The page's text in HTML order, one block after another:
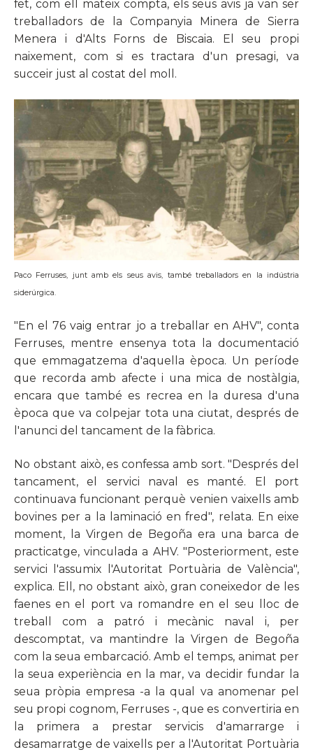
fet, com ell mateix compta, els seus avis ja van ser
treballadors de la Companyia Minera de Sierra
Menera i d'Alts Forns de Biscaia. El seu propi
naixement, com si es tractara d'un presagi, va
succeir just al costat del moll.
Paco Ferruses, junt amb els seus avis, també treballadors en la indústria
siderúrgica.
"En el 76 vaig entrar jo a treballar en AHV", conta
Ferruses, mentre ensenya tota la documentació
que emmagatzema d'aquella època. Un període
que recorda amb afecte i una mica de nostàlgia,
encara que també es recrea en la duresa d'una
època que va colpejar tota una ciutat, després de
l'anunci del tancament de la fàbrica.
No obstant això, es confessa amb sort. "Després del
tancament, el servici naval es manté. El port
continuava funcionant perquè venien vaixells amb
bovines per a la laminació en fred", relata. En eixe
moment, la Virgen de Begoña era una barca de
practicatge, vinculada a AHV. "Posteriorment, este
servici l'assumix l'Autoritat Portuària de València",
explica. Ell, no obstant això, gran coneixedor de les
faenes en el port va romandre en el seu lloc de
treball com a patró i mecànic naval i, per
descomptat, va mantindre la Virgen de Begoña
com la seua embarcació. Amb el temps, animat per
la seua experiència en la mar, va decidir fundar la
seua pròpia empresa -a la qual va anomenar pel
seu propi cognom, Ferruses -, que es convertiria en
la primera a prestar servicis d'amarrarge i
desamarratge de vaixells per a l'Autoritat Portuària